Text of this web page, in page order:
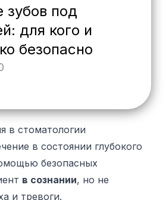
зубов под
для кого и
безопасно
в стоматологии
в состоянии глубокого
безопасных
в сознании, но не
и тревоги.